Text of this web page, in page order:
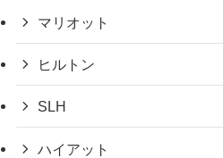
マリオット
ヒルトン
SLH
ハイアット